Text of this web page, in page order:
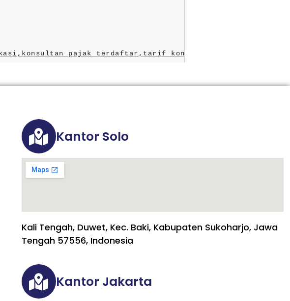
konsultan pajak terdaftar, tarif konsultan pajak,
Kantor Solo
Kali Tengah, Duwet, Kec. Baki, Kabupaten Sukoharjo, Jawa
Tengah 57556, Indonesia
Kantor Jakarta